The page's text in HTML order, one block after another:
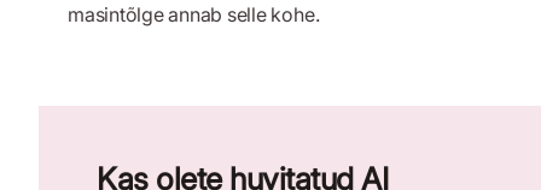
masintõlge annab selle kohe.
Kas olete huvitatud AI